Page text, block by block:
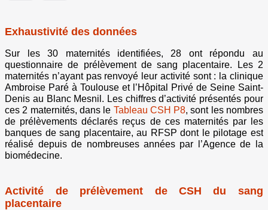
Exhaustivité des données
Sur les 30 maternités identifiées, 28 ont répondu au
questionnaire de prélèvement de sang placentaire. Les 2
maternités n’ayant pas renvoyé leur activité sont : la clinique
Ambroise Paré à Toulouse et l’Hôpital Privé de Seine Saint-
Denis au Blanc Mesnil. Les chiffres d’activité présentés pour
ces 2 maternités, dans le Tableau CSH P8, sont les nombres
de prélèvements déclarés reçus de ces maternités par les
banques de sang placentaire, au RFSP dont le pilotage est
réalisé depuis de nombreuses années par l’Agence de la
biomédecine.
Activité de prélèvement de CSH du sang
placentaire